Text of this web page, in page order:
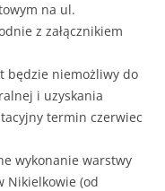
na ul.
z załącznikiem
będzie niemożliwy do
i uzyskania
termin czerwiec
wykonanie warstwy
Nikielkowie (od